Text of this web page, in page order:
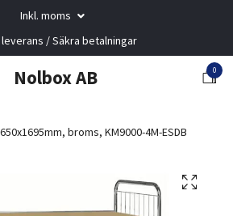
Inkl. moms
/ Säkra betalningar
Nolbox AB 0
broms, KM9000-4M-ESDB